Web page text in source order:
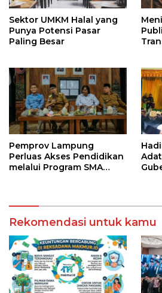
Sektor UMKM Halal yang
Punya Potensi Pasar
Paling Besar
Pemprov Lampung
Perluas Akses Pendidikan
melalui Program SMA
SDM
Rekomendasi untuk kamu